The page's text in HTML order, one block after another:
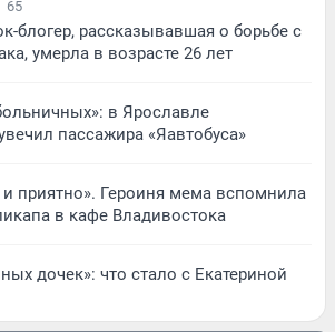
65
блогер, рассказывавшая о борьбе с
умерла в возрасте 26 лет
в Ярославле
пассажира «Яавтобуса»
приятно». Героиня мема вспомнила
в кафе Владивостока
дочек»: что стало с Екатериной